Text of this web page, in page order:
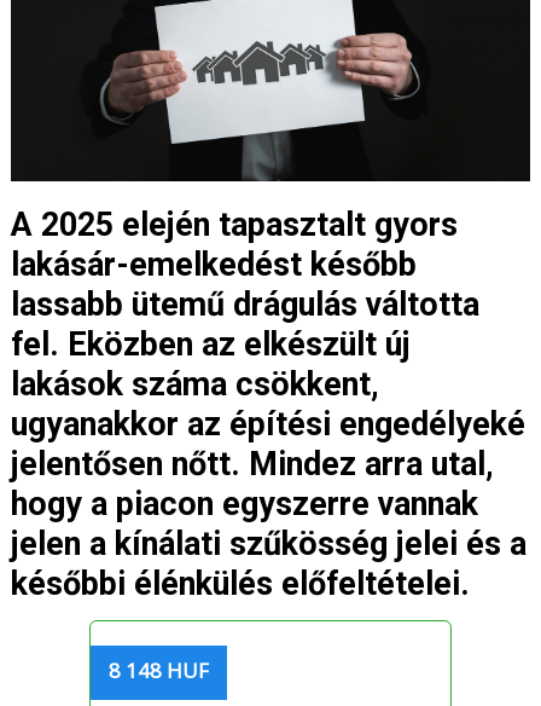
A 2025 elején tapasztalt gyors
lakásár-emelkedést később
lassabb ütemű drágulás váltotta
fel. Eközben az elkészült új
lakások száma csökkent,
ugyanakkor az építési engedélyeké
jelentősen nőtt. Mindez arra utal,
hogy a piacon egyszerre vannak
jelen a kínálati szűkösség jelei és a
későbbi élénkülés előfeltételei.
8 148 HUF